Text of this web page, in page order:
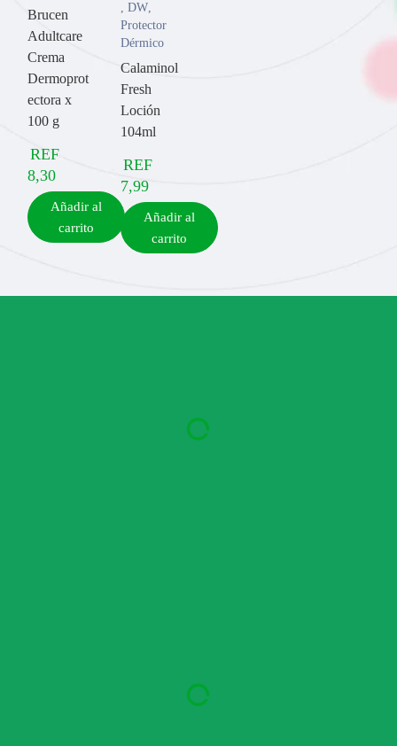
Brucen
Adultcare
Crema
Dermoprot
ectora x
100 g
REF
8,30
Añadir al
carrito
, DW,
Protector
Dérmico
Calaminol
Fresh
Loción
104ml
REF
7,99
Añadir al
carrito